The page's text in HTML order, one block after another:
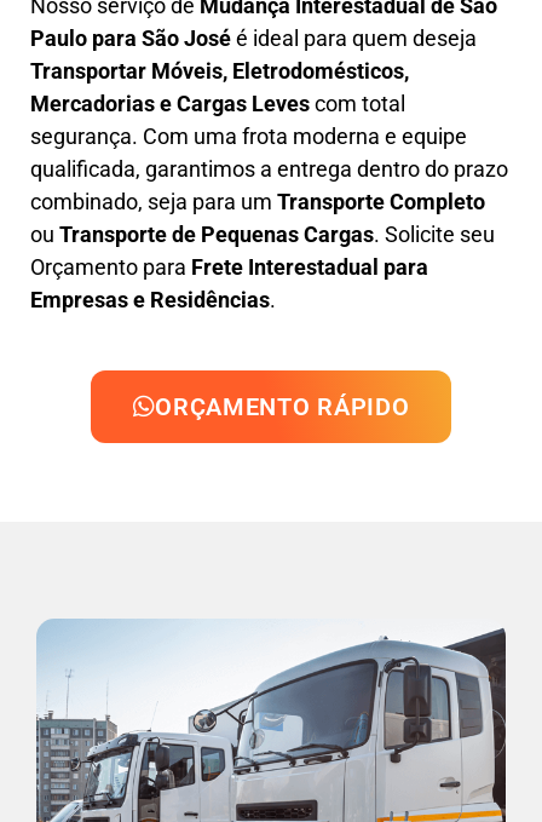
Nosso serviço de Mudança Interestadual de São
Paulo para São Joséé ideal para quem deseja
Transportar Móveis, Eletrodomésticos,
Mercadorias e Cargas Levescom total
segurança. Com uma frota moderna e equipe
qualificada, garantimos a entrega dentro do prazo
combinado, seja para um Transporte Completo
ou Transporte de Pequenas Cargas. Solicite seu
Orçamento para Frete Interestadual para
Empresas e Residências.
ORÇAMENTO RÁPIDO